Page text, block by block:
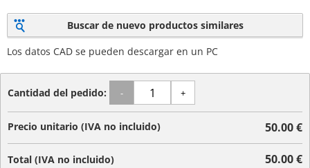
Buscar de nuevo productos similares
Los datos CAD se pueden descargar en un PC
Cantidad del pedido: - +
Precio unitario (IVA no incluido) 50.00 €
Total (IVA no incluido)
50.00 €